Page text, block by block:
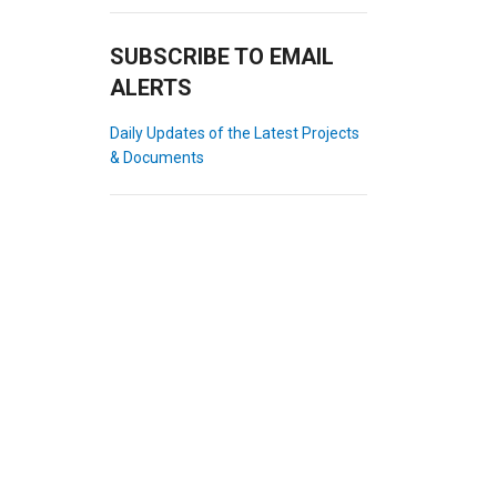
SUBSCRIBE TO EMAIL
ALERTS
Daily Updates of the Latest Projects
& Documents